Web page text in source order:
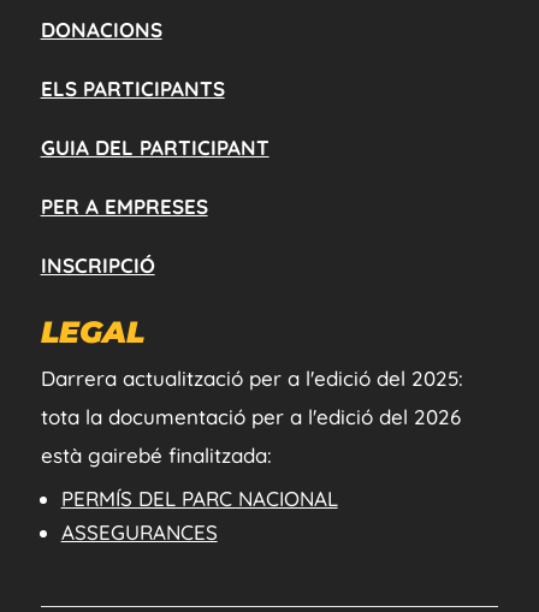
DONACIONS
ELS PARTICIPANTS
GUIA DEL PARTICIPANT
PER A EMPRESES
INSCRIPCIÓ
LEGAL
Darrera actualització per a l'edició del 2025:
tota la documentació per a l'edició del 2026
està gairebé finalitzada:
PERMÍS DEL PARC NACIONAL
ASSEGURANCES